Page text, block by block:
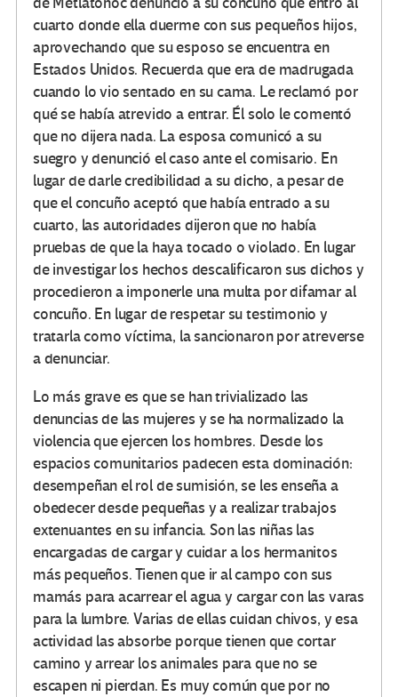
cuarto donde ella duerme con sus pequeños hijos,
aprovechando que su esposo se encuentra en
Estados Unidos. Recuerda que era de madrugada
cuando lo vio sentado en su cama. Le reclamó por
qué se había atrevido a entrar. Él solo le comentó
que no dijera nada. La esposa comunicó a su
suegro y denunció el caso ante el comisario. En
lugar de darle credibilidad a su dicho, a pesar de
que el concuño aceptó que había entrado a su
cuarto, las autoridades dijeron que no había
pruebas de que la haya tocado o violado. En lugar
de investigar los hechos descalificaron sus dichos y
procedieron a imponerle una multa por difamar al
concuño. En lugar de respetar su testimonio y
tratarla como víctima, la sancionaron por atreverse
a denunciar.
Lo más grave es que se han trivializado las
denuncias de las mujeres y se ha normalizado la
violencia que ejercen los hombres. Desde los
espacios comunitarios padecen esta dominación:
desempeñan el rol de sumisión, se les enseña a
obedecer desde pequeñas y a realizar trabajos
extenuantes en su infancia. Son las niñas las
encargadas de cargar y cuidar a los hermanitos
más pequeños. Tienen que ir al campo con sus
mamás para acarrear el agua y cargar con las varas
para la lumbre. Varias de ellas cuidan chivos, y esa
actividad las absorbe porque tienen que cortar
camino y arrear los animales para que no se
escapen ni pierdan. Es muy común que por no